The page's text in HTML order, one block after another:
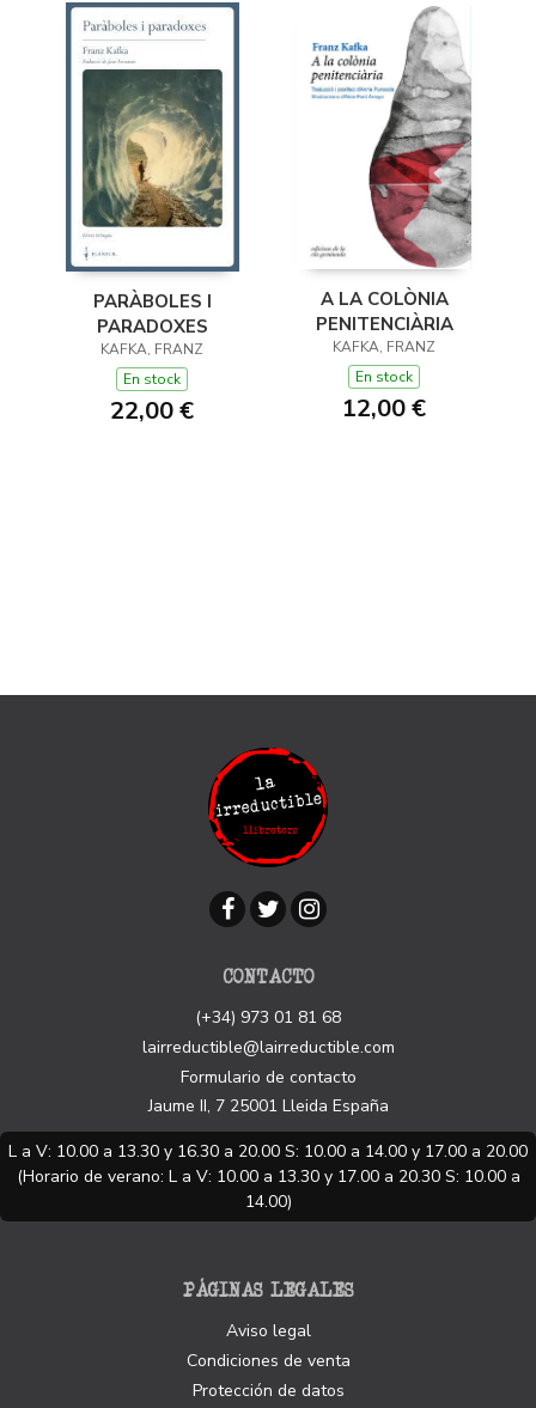
PARÀBOLES I
PARADOXES
KAFKA, FRANZ
En stock
22,00 €
A LA COLÒNIA
PENITENCIÀRIA
KAFKA, FRANZ
En stock
12,00 €
CONTACTO
(+34) 973 01 81 68
lairreductible@lairreductible.com
Formulario de contacto
Jaume II, 7 25001 Lleida España
L a V: 10.00 a 13.30 y 16.30 a 20.00 S: 10.00 a 14.00 y 17.00 a 20.00
(Horario de verano: L a V: 10.00 a 13.30 y 17.00 a 20.30 S: 10.00 a
14.00)
PÁGINAS LEGALES
Aviso legal
Condiciones de venta
Protección de datos